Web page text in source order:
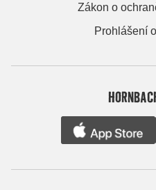
Zákon o
Prohlášení